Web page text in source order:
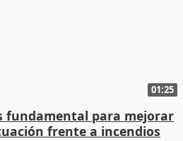
01:25
fundamental para mejorar
frente a incendios